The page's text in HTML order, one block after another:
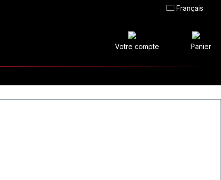
Français
Votre compte Panier